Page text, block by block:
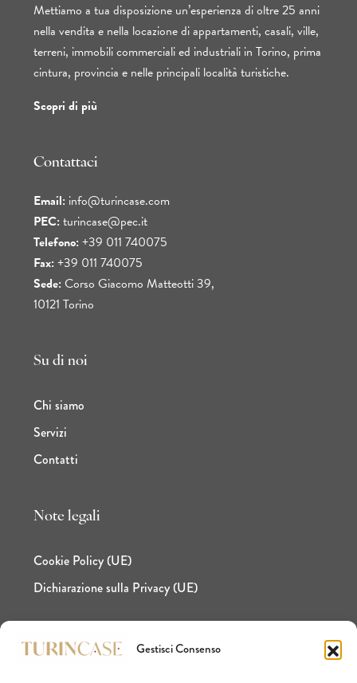
Gestisci Consenso
Mettiamo a tua disposizione un’esperienza di oltre 25 anni
nella vendita e nella locazione di appartamenti, casali, ville,
terreni, immobili commerciali ed industriali in Torino, prima
cintura, provincia e nelle principali località turistiche.
Scopri di più
Contattaci
Email: info@turincase.com
PEC: turincase@pec.it
Telefono: +39 011 740075
Fax: +39 011 740075
Sede: Corso Giacomo Matteotti 39,
10121 Torino
Su di noi
Chi siamo
Servizi
Contatti
Note legali
Cookie Policy (UE)
Dichiarazione sulla Privacy (UE)